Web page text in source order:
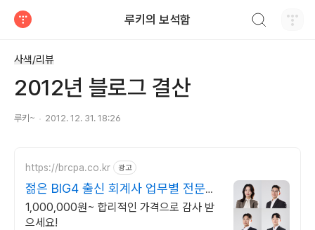
루키의 보석함
사색/리뷰
2012년 블로그 결산
루키~ 2012. 12. 31. 18:26
https://brcpa.co.kr 광고
젊은 BIG4 출신 회계사 업무별 전문센
터 운영
1,000,000원~ 합리적인 가격으로 감사 받
으세요!